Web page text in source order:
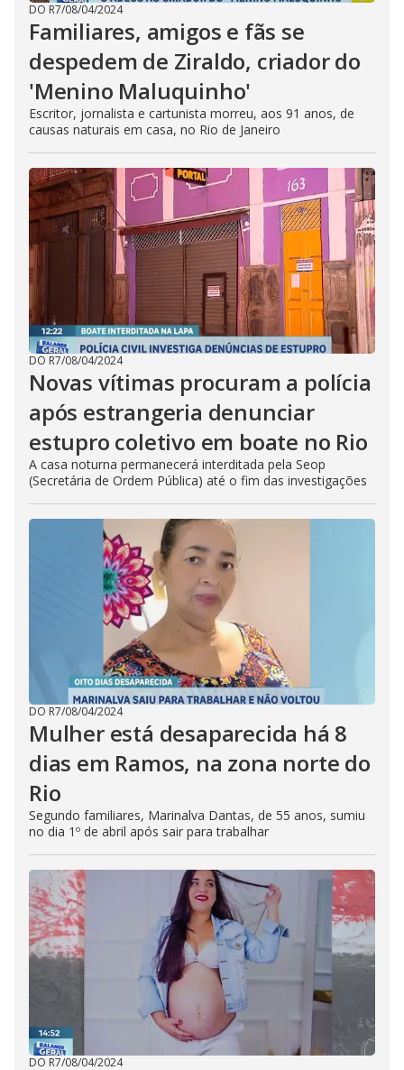
DO R7/08/04/2024
Familiares, amigos e fãs se
despedem de Ziraldo, criador do
'Menino Maluquinho'
Escritor, jornalista e cartunista morreu, aos 91 anos, de
causas naturais em casa, no Rio de Janeiro
DO R7/08/04/2024
Novas vítimas procuram a polícia
após estrangeria denunciar
estupro coletivo em boate no Rio
A casa noturna permanecerá interditada pela Seop
(Secretária de Ordem Pública) até o fim das investigações
DO R7/08/04/2024
Mulher está desaparecida há 8
dias em Ramos, na zona norte do
Rio
Segundo familiares, Marinalva Dantas, de 55 anos, sumiu
no dia 1º de abril após sair para trabalhar
DO R7/08/04/2024